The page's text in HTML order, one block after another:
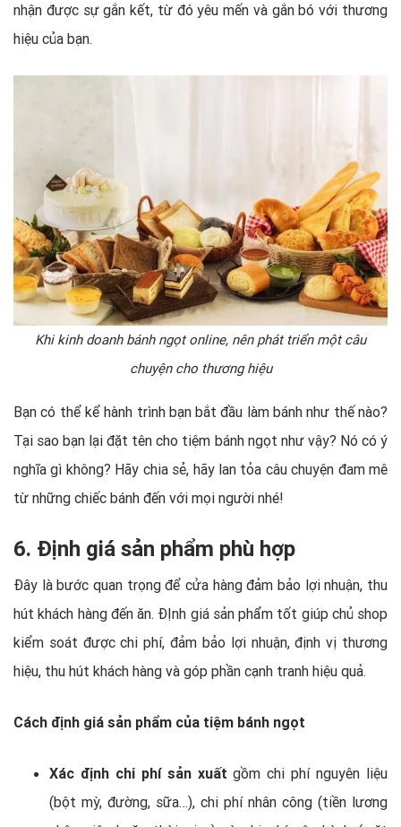
nhận được sự gắn kết, từ đó yêu mến và gắn bó với thương
hiệu của bạn.
Khi kinh doanh bánh ngọt online, nên phát triển một câu
chuyện cho thương hiệu
Bạn có thể kể hành trình bạn bắt đầu làm bánh như thế nào?
Tại sao bạn lại đặt tên cho tiệm bánh ngọt như vậy? Nó có ý
nghĩa gì không? Hãy chia sẻ, hãy lan tỏa câu chuyện đam mê
từ những chiếc bánh đến với mọi người nhé!
6. Định giá sản phẩm phù hợp
Đây là bước quan trọng để cửa hàng đảm bảo lợi nhuận, thu
hút khách hàng đến ăn. ĐỊnh giá sản phẩm tốt giúp chủ shop
kiểm soát được chi phí, đảm bảo lợi nhuận, định vị thương
hiệu, thu hút khách hàng và góp phần cạnh tranh hiệu quả.
Cách định giá sản phẩm của tiệm bánh ngọt
Xác định chi phí sản xuấtgồm chi phí nguyên liệu
(bột mỳ, đường, sữa…), chi phí nhân công (tiền lương